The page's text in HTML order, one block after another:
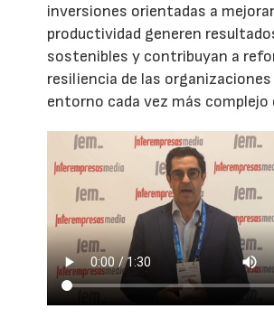
inversiones orientadas a
productividad generen
sostenibles y contribuyan a
resiliencia de las organizaciones
entorno cada vez más complejo